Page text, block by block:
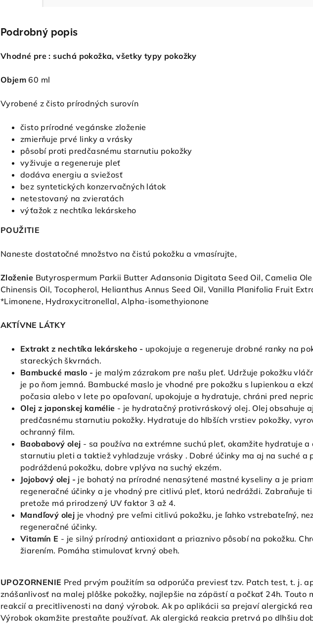
Podrobný popis
Vhodné pre :suchá pokožka, všetky typy pokožky
Objem 60 ml
Vyrobené z čisto prírodných surovín
čisto prírodné vegánske zloženie
zmierňuje prvé linky a vrásky
pôsobí proti predčasnému starnutiu pokožky
vyživuje a regeneruje pleť
dodáva energiu a sviežosť
bez syntetických konzervačných látok
netestovaný na zvieratách
výťažok z nechtíka lekárskeho
POUŽITIE
Naneste dostatočné množstvo na čistú pokožku a vmasírujte,
Zloženie Butyrospermum Parkii Butter Adansonia Digitata Seed Oil, Camelia
Chinensis Oil, Tocopherol, Helianthus Annus Seed Oil, Vanilla Planifolia Fruit
*Limonene, Hydroxycitronellal, Alpha-isomethyionone
AKTÍVNE LÁTKY
Extrakt z nechtíka lekárskeho - upokojuje a regeneruje drobné ranky na
stareckých škvrnách.
Bambucké maslo - je malým zázrakom pre našu pleť. Udržuje pokožku
je po ňom jemná. Bambucké maslo je vhodné pre pokožku s lupienkou a
počasia alebo v lete po opaľovaní, upokojuje a hydratuje, chráni pred
Olej z japonskej kamélie - je hydratačný protivráskový olej. Olej obsahuje
predčasnému starnutiu pokožky. Hydratuje do hlbších vrstiev pokožky,
ochranný film.
Baobabový olej - sa používa na extrémne suchú pleť, okamžite hydratuje
starnutiu pleti a taktiež vyhladzuje vrásky . Dobré účinky ma aj na suché a
podráždenú pokožku, dobre vplýva na suchý ekzém.
Jojobový olej - je bohatý na prírodné nenasýtené mastné kyseliny a je
regeneračné účinky a je vhodný pre citlivú pleť, ktorú nedráždi. Zabraňuje
pretože má prirodzený UV faktor 3 až 4.
Mandľový olej je vhodný pre veľmi citlivú pokožku, je ľahko vstrebateľný,
regeneračné účinky.
Vitamín E - je silný prírodný antioxidant a priaznivo pôsobí na pokožku.
žiarením. Pomáha stimulovať krvný obeh.
UPOZORNENIE Pred prvým použitím sa odporúča previesť tzv. Patch test, t. j.
znášanlivosť na malej plôške pokožky, najlepšie na zápästí a počkať 24h.
reakcií a precitlivenosti na daný výrobok. Ak po aplikácii sa prejaví alergická
Výrobok okamžite prestaňte používať. Ak alergická reakcia pretrvá po dlhšiu